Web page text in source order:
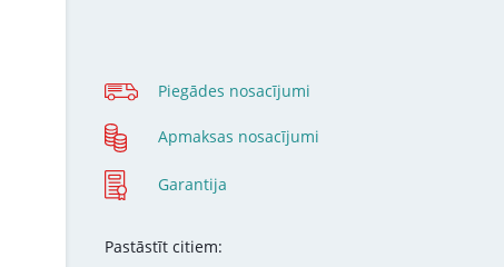
Piegādes nosacījumi
Apmaksas nosacījumi
Garantija
Pastāstīt citiem: